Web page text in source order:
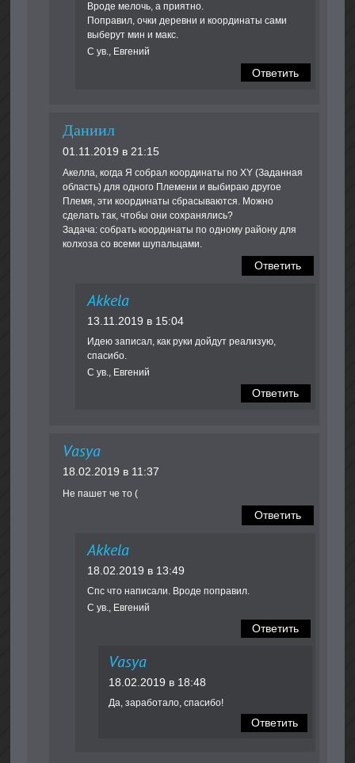
Вроде мелочь, а приятно.
Поправил, очки деревни и координаты сами
выберут мин и макс.
С ув., Евгений
Ответить
Даниил
01.11.2019 в 21:15
Акелла, когда Я собрал координаты по XY (Заданная
область) для одного Племени и выбираю другое
Племя, эти координаты сбрасываются. Можно
сделать так, чтобы они сохранялись?
Задача: собрать координаты по одному району для
колхоза со всеми шупальцами.
Ответить
Akkela
13.11.2019 в 15:04
Идею записал, как руки дойдут реализую,
спасибо.
С ув., Евгений
Ответить
Vasya
18.02.2019 в 11:37
Не пашет че то (
Ответить
Akkela
18.02.2019 в 13:49
Спс что написали. Вроде поправил.
С ув., Евгений
Ответить
Vasya
18.02.2019 в 18:48
Да, заработало, спасибо!
Ответить